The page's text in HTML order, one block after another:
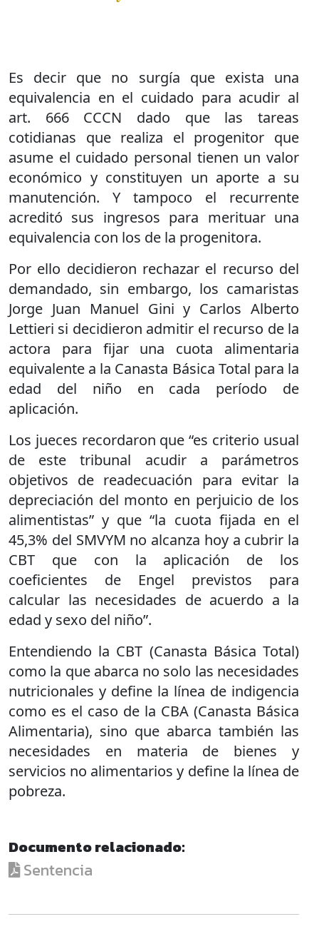
Es decir que no surgía que exista una
equivalencia en el cuidado para acudir al
art. 666 CCCN dado que las tareas
cotidianas que realiza el progenitor que
asume el cuidado personal tienen un valor
económico y constituyen un aporte a su
manutención. Y tampoco el recurrente
acreditó sus ingresos para merituar una
equivalencia con los de la progenitora.
Por ello decidieron rechazar el recurso del
demandado, sin embargo, los camaristas
Jorge Juan Manuel Gini y Carlos Alberto
Lettieri si decidieron admitir el recurso de la
actora para fijar una cuota alimentaria
equivalente a la Canasta Básica Total para la
edad del niño en cada período de
aplicación.
Los jueces recordaron que “es criterio usual
de este tribunal acudir a parámetros
objetivos de readecuación para evitar la
depreciación del monto en perjuicio de los
alimentistas” y que “la cuota fijada en el
45,3% del SMVYM no alcanza hoy a cubrir la
CBT que con la aplicación de los
coeficientes de Engel previstos para
calcular las necesidades de acuerdo a la
edad y sexo del niño”.
Entendiendo la CBT (Canasta Básica Total)
como la que abarca no solo las necesidades
nutricionales y define la línea de indigencia
como es el caso de la CBA (Canasta Básica
Alimentaria), sino que abarca también las
necesidades en materia de bienes y
servicios no alimentarios y define la línea de
pobreza.
Documento relacionado:
Sentencia